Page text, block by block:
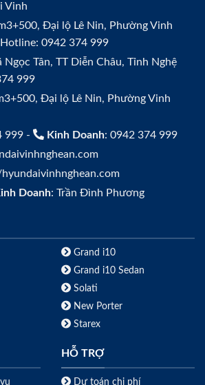
Vinh
Đại lộ Lê Nin, Phường Vinh
0942 374 999
Ngọc Tân, TT Diễn Châu, Tỉnh Nghệ
999
Đại lộ Lê Nin, Phường Vinh
999 - Kinh Doanh: 0942 374 999
Doanh: Trần Đình Phương
Grand i10
Grand i10 Sedan
Solati
New Porter
Starex
HỖ TRỢ
Dự toán chi phí